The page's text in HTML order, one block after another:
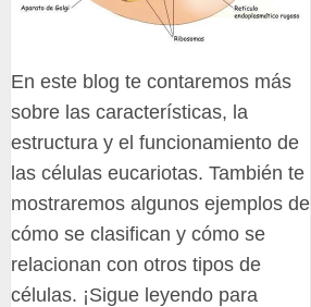
En este blog te contaremos más
sobre las características, la
estructura y el funcionamiento de
las células eucariotas. También te
mostraremos algunos ejemplos de
cómo se clasifican y cómo se
relacionan con otros tipos de
células. ¡Sigue leyendo para